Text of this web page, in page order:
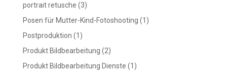
portrait retusche (3)
Posen für Mutter-Kind-Fotoshooting (1)
Postproduktion (1)
Produkt Bildbearbeitung (2)
Produkt Bildbearbeitung Dienste (1)